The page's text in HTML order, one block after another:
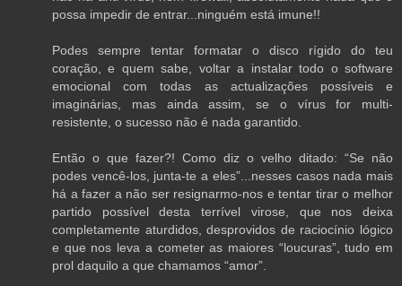
possa impedir de entrar...ninguém está imune!!
Podes sempre tentar formatar o disco rígido do teu
coração, e quem sabe, voltar a instalar todo o software
emocional com todas as actualizações possíveis e
imaginárias, mas ainda assim, se o vírus for multi-
resistente, o sucesso não é nada garantido.
Então o que fazer?! Como diz o velho ditado: “Se não
podes vencê-los, junta-te a eles”...nesses casos nada mais
há a fazer a não ser resignarmo-nos e tentar tirar o melhor
partido possível desta terrível virose, que nos deixa
completamente aturdidos, desprovidos de raciocínio lógico
e que nos leva a cometer as maiores “loucuras”, tudo em
prol daquilo a que chamamos “amor”.